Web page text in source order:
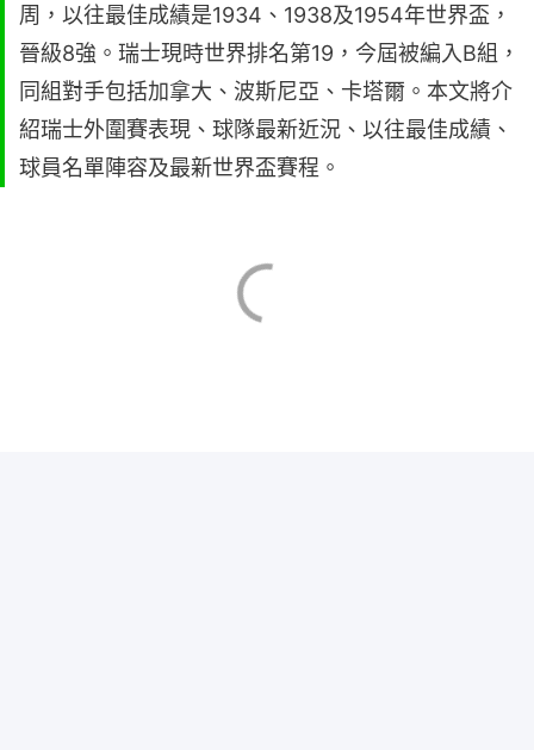
周，以往最佳成績是1934、1938及1954年世界盃，
晉級8強。瑞士現時世界排名第19，今屆被編入B組，
同組對手包括加拿大、波斯尼亞、卡塔爾。本文將介
紹瑞士外圍賽表現、球隊最新近況、以往最佳成績、
球員名單陣容及最新世界盃賽程。